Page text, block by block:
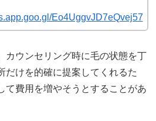
Eo4UggvJD7eQvej57
カウンセリング時に毛の状態を丁
だけを的確に提案してくれるた
て費用を増やそうとすることがあ